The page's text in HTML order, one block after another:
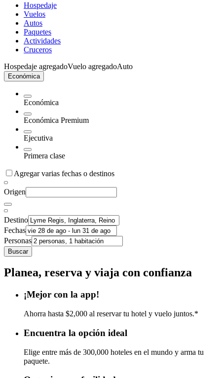
Hospedaje
Vuelos
Autos
Paquetes
Actividades
Cruceros
Hospedaje agregadoVuelo agregadoAuto
Económica
Económica
Económica Premium
Ejecutiva
Primera clase
Agregar varias fechas o destinos
Origen
Destino
Fechas
Personas
Buscar
Planea, reserva y viaja con confianza
¡Mejor con la app!
Ahorra hasta $2,000 al reservar tu hotel y vuelo juntos.*
Encuentra la opción ideal
Elige entre más de 300,000 hoteles en el mundo y arma tu
paquete.